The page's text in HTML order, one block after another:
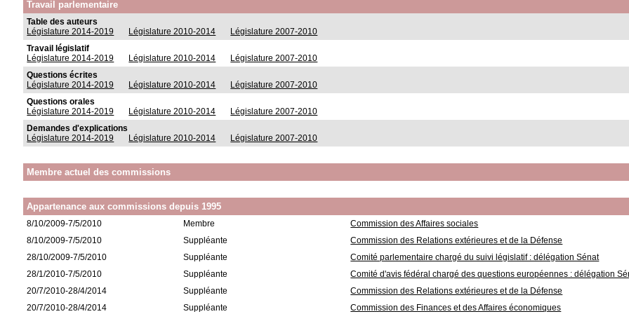
Travail parlementaire
Table des auteurs
Législature 2014-2019
Législature 2010-2014
Législature 2007-2010
Travail législatif
Législature 2014-2019
Législature 2010-2014
Législature 2007-2010
Questions écrites
Législature 2014-2019
Législature 2010-2014
Législature 2007-2010
Questions orales
Législature 2014-2019
Législature 2010-2014
Législature 2007-2010
Demandes d'explications
Législature 2014-2019
Législature 2010-2014 Législature 2007-2010
Membre actuel des commissions
Appartenance aux commissions depuis 1995
8/10/2009-7/5/2010 Membre
Commission des Affaires sociales
8/10/2009-7/5/2010
Suppléante
Commission des Relations extérieures et de la Défense
28/10/2009-7/5/2010
Suppléante
Comité parlementaire chargé du suivi législatif : délégation Sénat
28/1/2010-7/5/2010
Suppléante
Comité d'avis fédéral chargé des questions européennes : délégation
20/7/2010-28/4/2014
Suppléante
Commission des Relations extérieures et de la Défense
20/7/2010-28/4/2014
Suppléante Commission des Finances et des Affaires économiques